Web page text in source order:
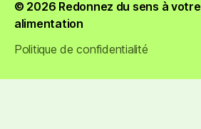
© 2026 Redonnez du sens à votre
alimentation
Politique de confidentialité